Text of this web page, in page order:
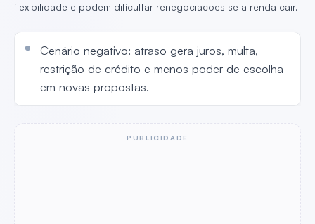
flexibilidade e podem dificultar renegociacoes se a renda cair.
Cenário negativo: atraso gera juros, multa,
restrição de crédito e menos poder de escolha
em novas propostas.
PUBLICIDADE